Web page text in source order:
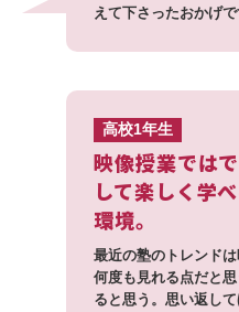
えて下さったおかげで
高校1年生
映像授業では
して楽しく学
環境。
最近の塾のトレンド
何度も見れる点だと
ると思う。思い返し